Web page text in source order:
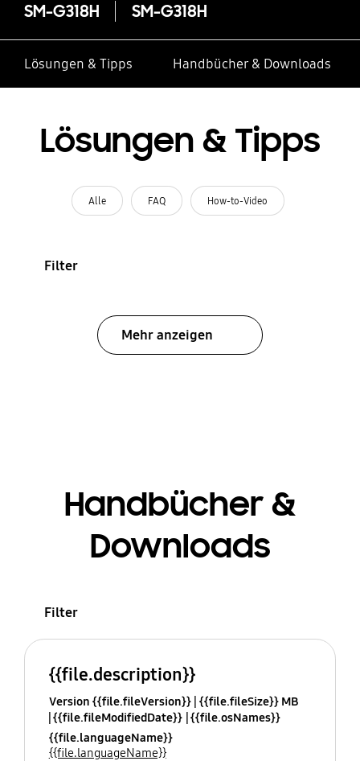
SM-G318H SM-G318H
Lösungen & Tipps Handbücher & Downloads
Lösungen & Tipps
Alle FAQ How-to-Video
Filter
Mehr anzeigen
Handbücher &
Downloads
Filter
{{file.description}}
Version {{file.fileVersion}} {{file.fileSize}} MB
{{file.fileModifiedDate}} {{file.osNames}}
{{file.languageName}}
{{file.languageName}}